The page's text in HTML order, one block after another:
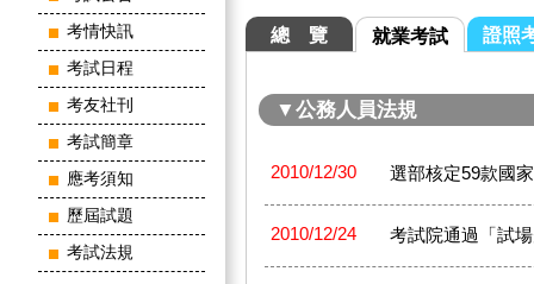
考情快訊
考試日程
考友社刊
考試簡章
應考須知
歷屆試題
考試法規
總 覽 就業考試 證照
▼公務人員法規
2010/12/30 選部核定59款國
2010/12/24 考試院通過「試